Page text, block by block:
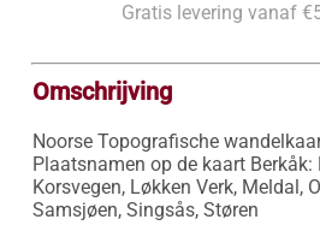
Gratis levering vanaf
Omschrijving
Noorse Topografische
Plaatsnamen op de kaart Berkåk:
Korsvegen, Løkken Verk, Meldal,
Samsjøen, Singsås, Støren